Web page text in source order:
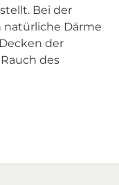
Bei der
natürliche Därme
der
des